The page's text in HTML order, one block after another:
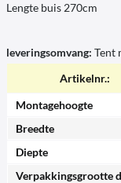
Lengte buis 270cm
leveringsomvang: Tent
Artikelnr.:
Montagehoogte
Breedte
Diepte
Verpakkingsgrootte